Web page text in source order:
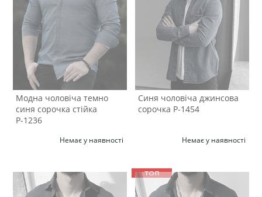
Модна чоловіча темно
синя сорочка стійка
Р-1236
Немає у наявності
Синя чоловіча джинсова
сорочка Р-1454
Немає у наявності